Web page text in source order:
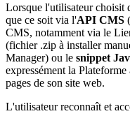
Lorsque l'utilisateur choisit
que ce soit via l'API CMS
CMS, notamment via le
(fichier .zip à installer
Manager) ou le snippet
expressément la Plateforme
pages de son site web.
L'utilisateur reconnaît et